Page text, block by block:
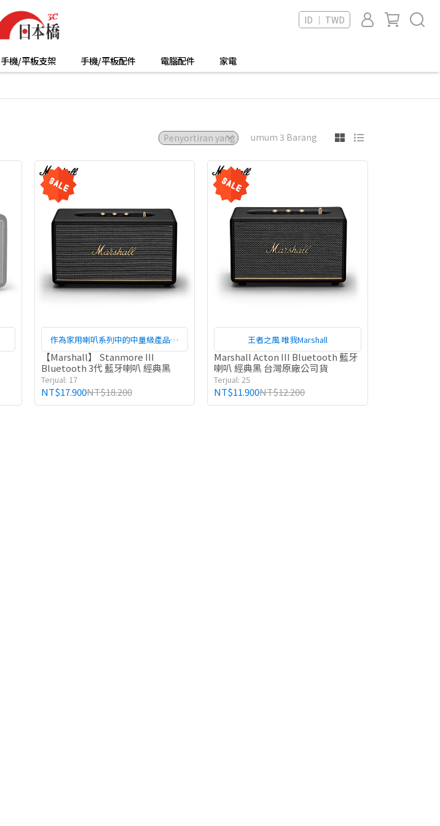
ID ｜ TWD
手機/平板支架 手機/平板配件 電腦配件 家電
umum 3 Barang
作為家用喇叭系列中的中量級產品，
StanmoreIII於家中任何房間大小均能
適配，帶來狂野響亮的Marshall之聲。
StanmoreIII擁有比上一代更寬廣的聲
場，傳遞出了震撼感與空間感十足的
【Marshall】 Stanmore III
Bluetooth 3代 藍牙喇叭 經典黑
Terjual: 17
NT$17.900NT$18.200
王者之風 唯我Marshall
Marshall Acton III Bluetooth 藍牙
喇叭 經典黑 台灣原廠公司貨
Terjual: 25
NT$11.900NT$12.200